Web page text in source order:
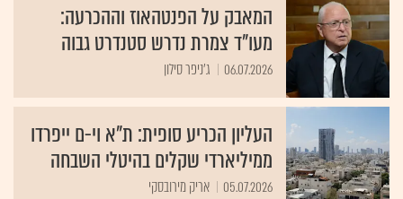
המאבק על הפנטהאוז וההכרעה:
מעו"ד צמרת נדרש סטנדרט גבוה
06.07.2026 ג'ניפר סילון
העליון הכריע סופית: ת"א וי-ם ייפרדו
ממיליארדי שקלים בהיטלי השבחה
05.07.2026 אריק מירובסקי